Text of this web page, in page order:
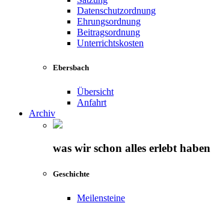
Datenschutzordnung
Ehrungsordnung
Beitragsordnung
Unterrichtskosten
Ebersbach
Übersicht
Anfahrt
Archiv
was wir schon alles erlebt haben
Geschichte
Meilensteine